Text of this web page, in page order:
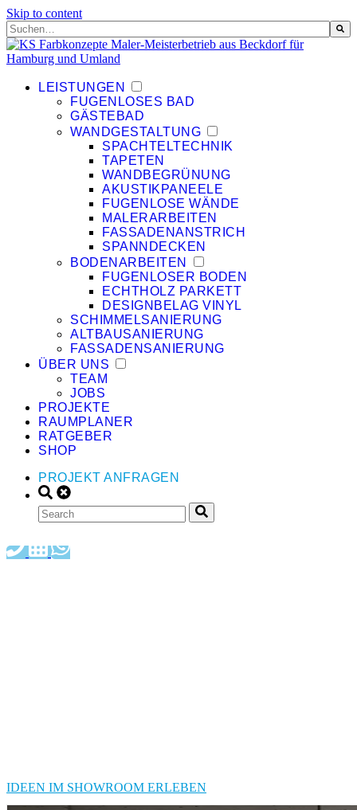
Skip to content
Dies ist ein Suchfeld mit einer automatischen Vorschlagsfunktion.
Es gibt keine Vorschläge, da das Suchfeld leer ist.
LEISTUNGEN
FUGENLOSES BAD
GÄSTEBAD
WANDGESTALTUNG
SPACHTELTECHNIK
TAPETEN
WANDBEGRÜNUNG
AKUSTIKPANEELE
FUGENLOSE WÄNDE
MALERARBEITEN
FASSADENANSTRICH
SPANNDECKEN
BODENARBEITEN
FUGENLOSER BODEN
ECHTHOLZ PARKETT
DESIGNBELAG VINYL
SCHIMMELSANIERUNG
ALTBAUSANIERUNG
FASSADENSANIERUNG
ÜBER UNS
TEAM
JOBS
PROJEKTE
RAUMPLANER
RATGEBER
SHOP
PROJEKT ANFRAGEN
IDEEN IM SHOWROOM ERLEBEN